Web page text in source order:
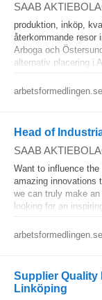
SAAB
produktion, inköp,
återkommande resor
Arboga och
alternativ placering i
arbetsformedlingen.se
Head of
SAAB
Want to influence the
amazing innovations
we can truly make
looking for an
arbetsformedlingen.se
Supplier Quality
Linköping